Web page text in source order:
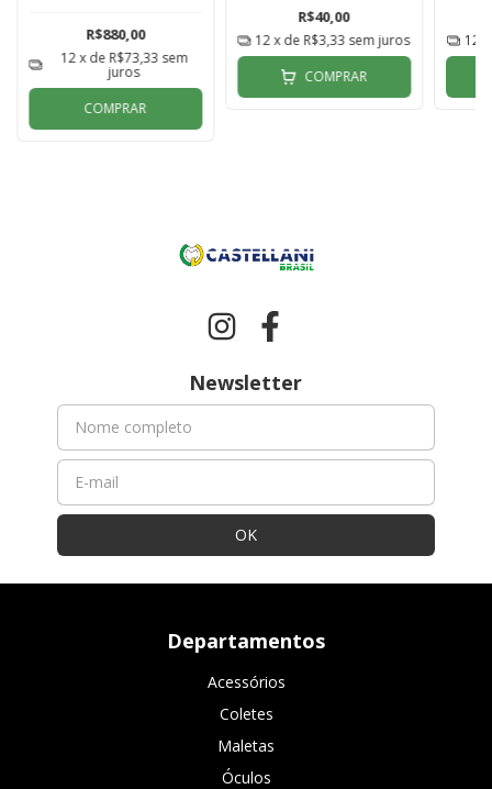
R$880,00
12x de R$73,33 sem
juros
COMPRAR
R$40,00
12 x de R$3,33 sem juros
COMPRAR
12
Newsletter
Departamentos
Acessórios
Coletes
Maletas
Óculos